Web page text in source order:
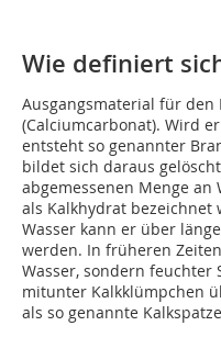
Wie definiert
Ausgangsmaterial für den
(Calciumcarbonat). Wird
entsteht so genannter
bildet sich daraus
abgemessenen Menge an
als Kalkhydrat bezeichnet
Wasser kann er über
werden. In früheren
Wasser, sondern feuchter
mitunter Kalkklümpchen
als so genannte